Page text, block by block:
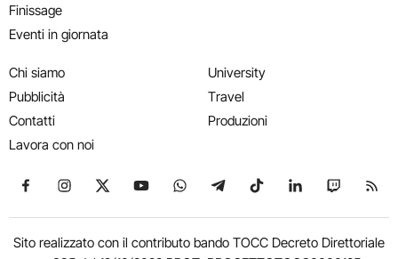
Finissage
Eventi in giornata
Chi siamo
Pubblicità
Contatti
Lavora con noi
University
Travel
Produzioni
Seguici su Facebook
Seguici su Instagram
Seguici su X
Seguici su YouTube
Seguici su WhatsApp
Seguici su Telegram
Seguici su TikTok
Seguici su
Seguici
Sito realizzato con il contributo bando TOCC Decreto Direttoriale